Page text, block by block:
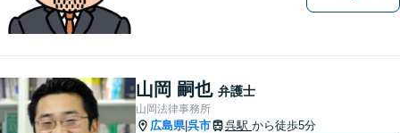
山岡 嗣也 弁護士
山岡法律事務所
広島県|呉市 呉駅 から徒歩5分